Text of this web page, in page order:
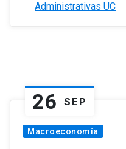
Administrativas UC
26 SEP
Macroeconomía